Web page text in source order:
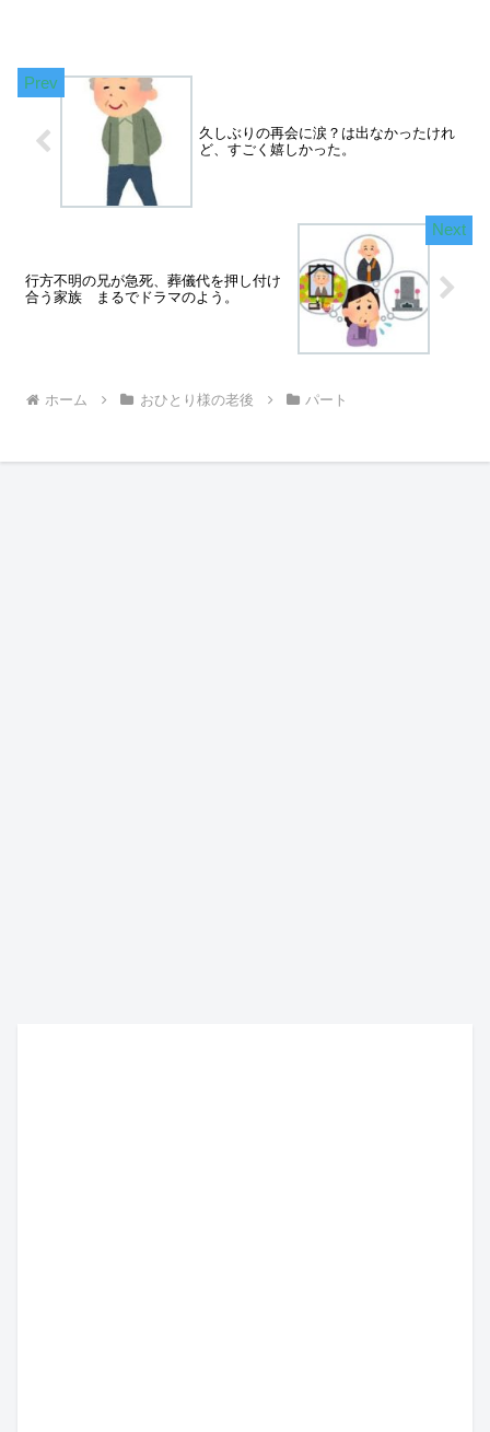
久しぶりの再会に涙？は出なかったけれ
ど、すごく嬉しかった。
行方不明の兄が急死、葬儀代を押し付け
合う家族 まるでドラマのよう。
ホーム おひとり様の老後 パート